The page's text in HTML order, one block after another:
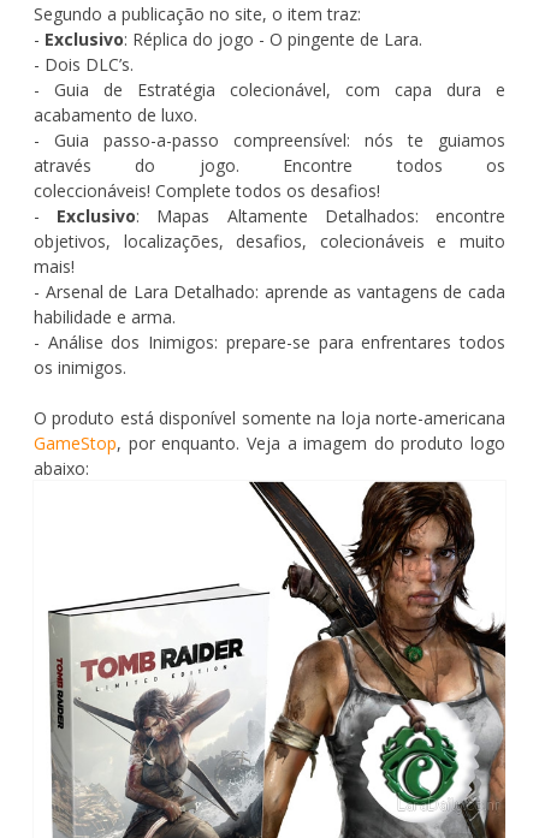
Segundo a publicação no site, o item traz:
- Exclusivo: Réplica do jogo - O pingente de Lara.
- Dois DLC’s.
- Guia de Estratégia colecionável, com capa dura e
acabamento de luxo.
- Guia passo-a-passo compreensível: nós te guiamos
através do jogo. Encontre todos os
coleccionáveis! Complete todos os desafios!
- Exclusivo: Mapas Altamente Detalhados: encontre
objetivos, localizações, desafios, colecionáveis e muito
mais!
- Arsenal de Lara Detalhado: aprende as vantagens de cada
habilidade e arma.
- Análise dos Inimigos: prepare-se para enfrentares todos
os inimigos.
O produto está disponível somente na loja norte-americana
GameStop, por enquanto. Veja a imagem do produto logo
abaixo: